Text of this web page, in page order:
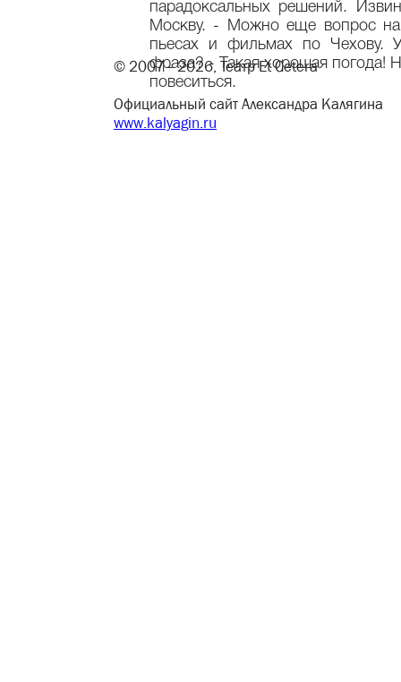
парадоксальных решений.
Москву. - Можно еще вопрос
пьесах и фильмах по Чехову.
фраза? - Такая хорошая погода!
повеситься.
© 2007– 2026, Театр Et Cetera
Официальный сайт Александра Калягина
www.kalyagin.ru